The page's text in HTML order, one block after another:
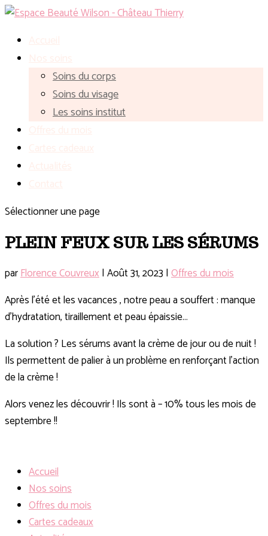
Soins du corps
Soins du visage
Les soins institut
Sélectionner une page
PLEIN FEUX SUR LES SÉRUMS
parFlorence Couvreux| Août 31, 2023 | Offres du mois
Après l’été et les vacances , notre peau a souffert : manque
d’hydratation, tiraillement et peau épaissie…
La solution ? Les sérums avant la crème de jour ou de nuit !
Ils permettent de palier à un problème en renforçant l’action
de la crème !
Alors venez les découvrir ! Ils sont à – 10% tous les mois de
septembre !!
Accueil
Nos soins
Offres du mois
Cartes cadeaux